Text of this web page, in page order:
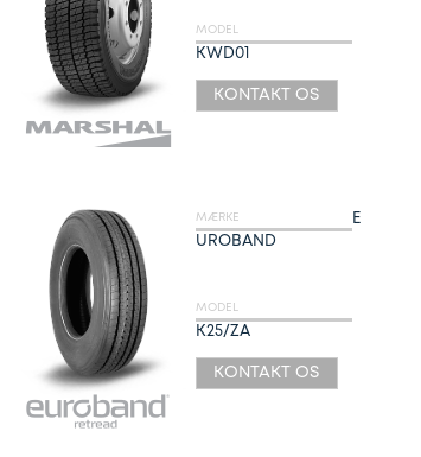
MODEL
KWD01
KONTAKT OS
MÆRKE
E
UROBAND
MODEL
K25/ZA
KONTAKT OS